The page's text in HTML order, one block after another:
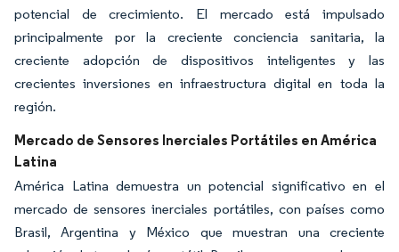
potencial de crecimiento. El mercado está impulsado
principalmente por la creciente conciencia sanitaria, la
creciente adopción de dispositivos inteligentes y las
crecientes inversiones en infraestructura digital en toda la
región.
Mercado de Sensores Inerciales Portátiles en América
Latina
América Latina demuestra un potencial significativo en el
mercado de sensores inerciales portátiles, con países como
Brasil, Argentina y México que muestran una creciente